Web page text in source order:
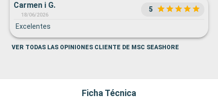
Carmen i G.
18/06/2026
5
Excelentes
VER TODAS LAS OPINIONES CLIENTE DE MSC SEASHORE
Ficha Técnica